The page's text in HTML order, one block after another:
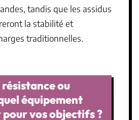
tandis que les assidus
la stabilité et
traditionnelles.
résistance ou
équipement
vos objectifs ?